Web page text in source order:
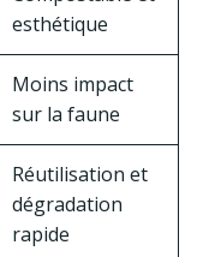
esthétique
Moins impact
sur la faune
Réutilisation et
dégradation
rapide